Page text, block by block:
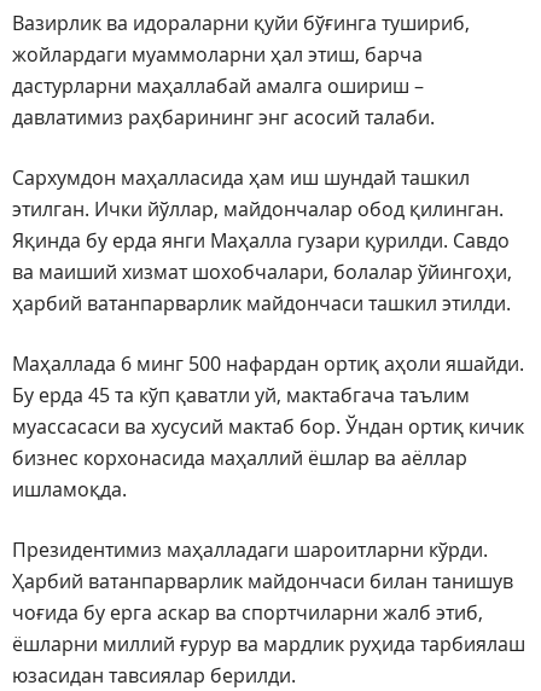
Вазирлик ва идораларни қуйи бўғинга тушириб,
жойлардаги муаммоларни ҳал этиш, барча
дастурларни маҳаллабай амалга ошириш –
давлатимиз раҳбарининг энг асосий талаби.
Сархумдон маҳалласида ҳам иш шундай ташкил
этилган. Ички йўллар, майдончалар обод қилинган.
Яқинда бу ерда янги Маҳалла гузари қурилди. Савдо
ва маиший хизмат шохобчалари, болалар ўйингоҳи,
ҳарбий ватанпарварлик майдончаси ташкил этилди.
Маҳаллада 6 минг 500 нафардан ортиқ аҳоли яшайди.
Бу ерда 45 та кўп қаватли уй, мактабгача таълим
муассасаси ва хусусий мактаб бор. Ўндан ортиқ кичик
бизнес корхонасида маҳаллий ёшлар ва аёллар
ишламоқда.
Президентимиз маҳалладаги шароитларни кўрди.
Ҳарбий ватанпарварлик майдончаси билан танишув
чоғида бу ерга аскар ва спортчиларни жалб этиб,
ёшларни миллий ғурур ва мардлик руҳида тарбиялаш
юзасидан тавсиялар берилди.